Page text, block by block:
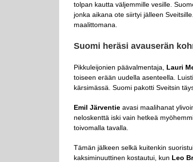
tolpan kautta väljemmille vesille.
jonka aikana ote siirtyi jälleen
maalittomana.
Suomi heräsi avauserän
Pikkuleijonien päävalmentaja, Lauri
toiseen erään uudella asenteella.
kärsimässä. Suomi pakotti Sveitsin
Emil Järventie avasi maalihanat
neloskenttä iski vain hetkeä
toivomalla tavalla.
Tämän jälkeen selkä kuitenkin
kaksiminuuttinen kostautui, kun Leo